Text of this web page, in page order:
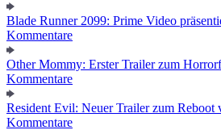
Blade Runner 2099: Prime Video
Kommentare
Other Mommy: Erster Trailer zum
Kommentare
Resident Evil: Neuer Trailer zum Reboot
Kommentare